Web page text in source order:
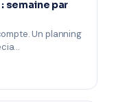
semaine par
Un planning